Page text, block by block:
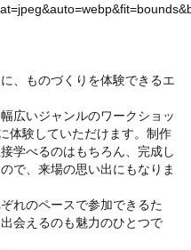
、ものづくりを体験できるエ
広いジャンルのワークショッ
体験していただけます。制作
学べるのはもちろん、完成し
で、来場の思い出にもなりま
れのペースで参加できるた
会えるのも魅力のひとつで